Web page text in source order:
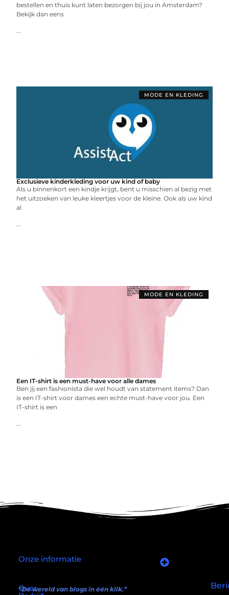
bestellen en thuis kunt laten bezorgen bij jou in Amsterdam?
Bekijk dan eens
...
MODE EN KLEDING
Exclusieve kinderkleding voor uw kind of baby
Als u binnenkort een kindje krijgt, bent u misschien al bezig met
het uitzoeken van leuke kleertjes voor de kleine. Ook als uw kind
al
...
MODE EN KLEDING
Een IT-shirt is een must-have voor alle dames
Ben jij een fashionista die wel houdt van statement items? Dan
is een IT-shirt voor dames een echte must-have voor jou. Een
IT-shirt is een
...
Over
“De wereld van blogs in één klik.”
Onze informatie